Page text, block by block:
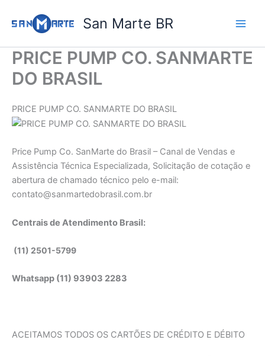
para
conteúdo
San Marte BR
PRICE PUMP CO. SANMARTE
DO BRASIL
PRICE PUMP CO. SANMARTE DO BRASIL
Price Pump Co. SanMarte do Brasil – Canal de Vendas e
Assistência Técnica Especializada, Solicitação de cotação e
abertura de chamado técnico pelo e-mail:
contato@sanmartedobrasil.com.br
Centrais de Atendimento Brasil:
(11) 2501-5799
Whatsapp (11) 93903 2283
ACEITAMOS TODOS OS CARTÕES DE CRÉDITO E DÉBITO